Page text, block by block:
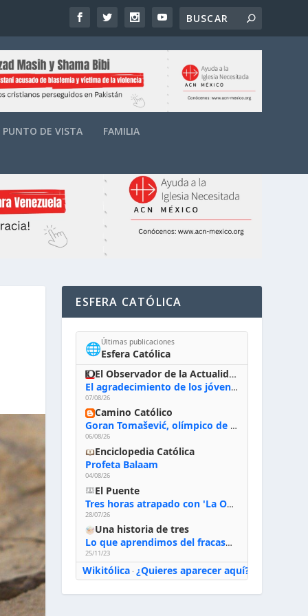
PUNTO DE VISTA FAMILIA
ESFERA CATÓLICA
🌐Últimas publicaciones
Esfera Católica
El Observador de la Actualidad
El agradecimiento de los jóvenes al Papa: «Hoy nos sentimos Iglesia»
07/08/26
Camino Católico
Goran Tomašević, olímpico de waterpolo: «Al terminar el Camino de Santiago entregué mi vida a Cristo; hablé con Dios y le dije: ‘Estoy listo; estoy a tu servicio. Puedo llevar lo que sea necesario para ti’»
06/08/26
Enciclopedia Católica
Profeta Balaam
04/08/26
El Puente
Tres horas atrapado con 'La Odisea' de Nolan
28/07/26
Una historia de tres
Lo que aprendimos del fracaso al emprender
25/11/23
Wikitólica· ¿Quieres aparecer aquí?